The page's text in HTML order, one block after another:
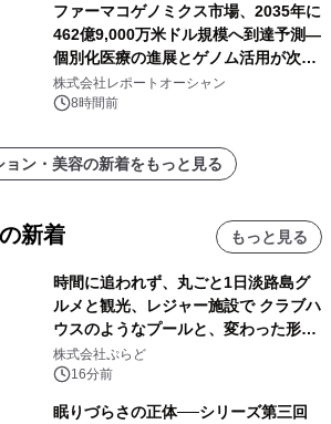
ファーマコゲノミクス市場、2035年に
462億9,000万米ドル規模へ到達予測―
個別化医療の進展とゲノム活用が次世
代ヘルスケア投資を加速
株式会社レポートオーシャン
8時間前
ョン・美容の新着をもっと見る
新着 もっと見る
時間に追われず、丸ごと1日淡路島グ
ルメと観光、レジャー施設で クラブハ
ウスのようなプールと、変わった形の
サウナも 「THE BOXY AWAJI」のお
得な素泊まり連泊プランで
株式会社ぷらど
16分前
眠りづらさの正体──シリーズ第三回